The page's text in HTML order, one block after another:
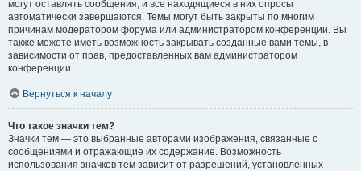
могут оставлять сообщения, и все находящиеся в них опросы
автоматически завершаются. Темы могут быть закрыты по многим
причинам модератором форума или администратором конференции. Вы
также можете иметь возможность закрывать созданные вами темы, в
зависимости от прав, предоставленных вам администратором
конференции.
Вернуться к началу
Что такое значки тем?
Значки тем — это выбранные авторами изображения, связанные с
сообщениями и отражающие их содержание. Возможность
использования значков тем зависит от разрешений, установленных